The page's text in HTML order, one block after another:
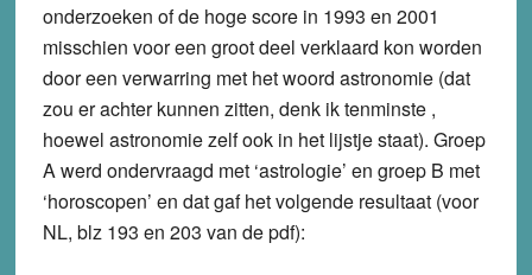
onderzoeken of de hoge score in 1993 en 2001
misschien voor een groot deel verklaard kon worden
door een verwarring met het woord astronomie (dat
zou er achter kunnen zitten, denk ik tenminste ,
hoewel astronomie zelf ook in het lijstje staat). Groep
A werd ondervraagd met ‘astrologie’ en groep B met
‘horoscopen’ en dat gaf het volgende resultaat (voor
NL, blz 193 en 203 van de pdf):